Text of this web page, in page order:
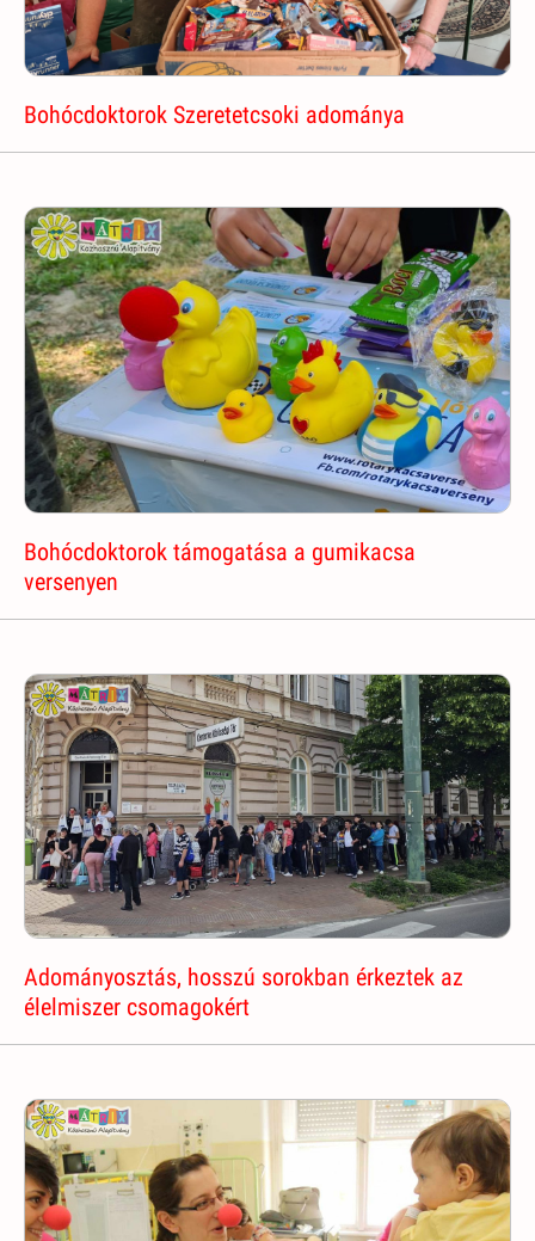
Bohócdoktorok Szeretetcsoki adománya
Bohócdoktorok támogatása a gumikacsa
versenyen
Adományosztás, hosszú sorokban érkeztek az
élelmiszer csomagokért